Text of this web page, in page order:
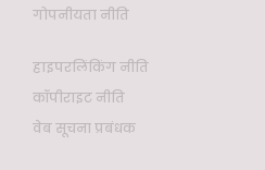
गोपनीयता नीति
हाइपरलिंकिंग नीति
कॉपीराइट नीति
वेब सूचना प्रबंधक